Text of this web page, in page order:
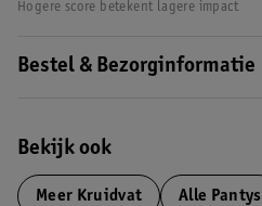
Hogere score betekent lagere impact
Bestel & Bezorginformatie
Bekijk ook
Meer Kruidvat Alle Pantys